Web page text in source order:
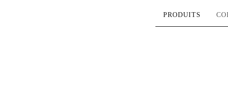
PRODUITS